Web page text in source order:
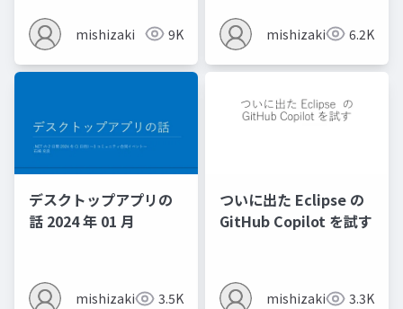
mishizaki 9K mishizaki 6.2K
デスクトップアプリの
話 2024 年 01 月
mishizaki 3.5K
ついに出た Eclipse の
GitHub Copilot を試す
mishizaki 3.3K